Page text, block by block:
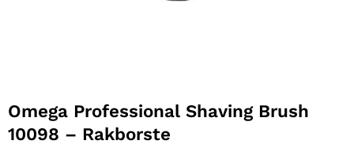
Omega Professional Shaving Brush
10098 – Rakborste